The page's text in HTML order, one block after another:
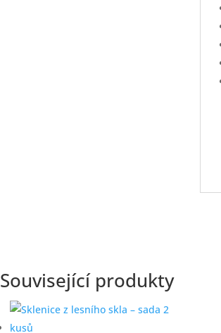
Související produkty